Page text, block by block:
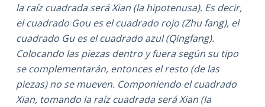
la raíz cuadrada será Xian (la hipotenusa). Es decir,
el cuadrado Gou es el cuadrado rojo (Zhu fang), el
cuadrado Gu es el cuadrado azul (Qingfang).
Colocando las piezas dentro y fuera según su tipo
se complementarán, entonces el resto (de las
piezas) no se mueven. Componiendo el cuadrado
Xian, tomando la raíz cuadrada será Xian (la